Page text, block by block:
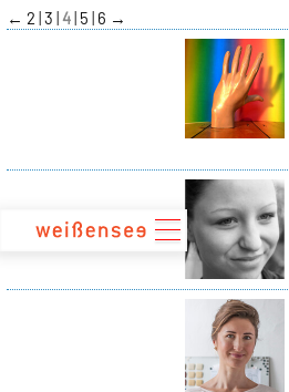
zum
Inhalt
← 2 3 4 5 6 →